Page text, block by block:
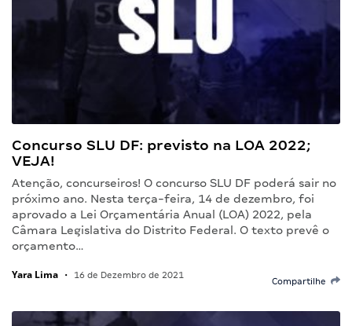
Concurso SLU DF: previsto na LOA 2022;
VEJA!
Atenção, concurseiros! O concurso SLU DF poderá sair no
próximo ano. Nesta terça-feira, 14 de dezembro, foi
aprovado a Lei Orçamentária Anual (LOA) 2022, pela
Câmara Legislativa do Distrito Federal. O texto prevê o
orçamento…
Yara Lima • 16 de Dezembro de 2021
Compartilhe